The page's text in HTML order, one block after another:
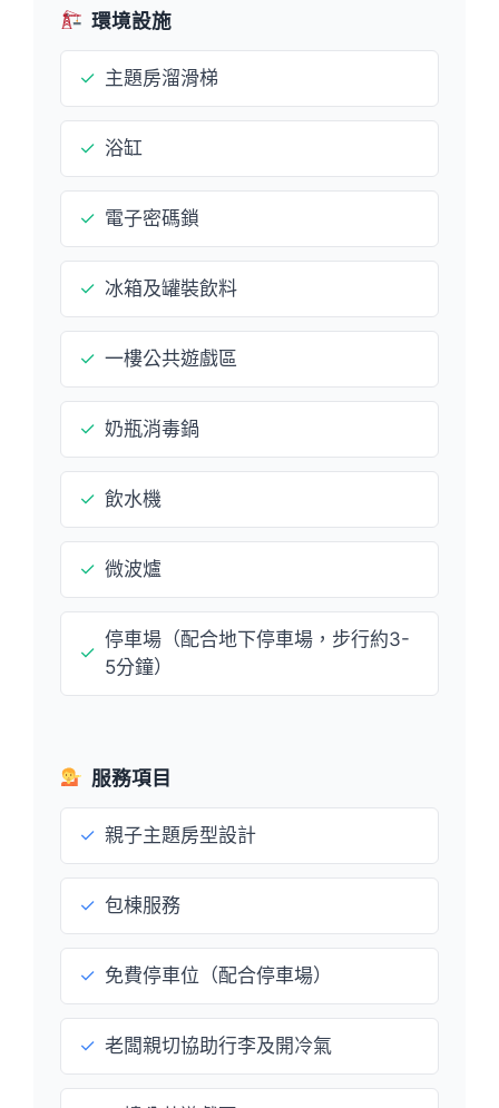
環境設施
✓ 主題房溜滑梯
✓ 浴缸
✓ 電子密碼鎖
✓ 冰箱及罐裝飲料
✓ 一樓公共遊戲區
✓ 奶瓶消毒鍋
✓ 飲水機
✓ 微波爐
✓
停車場（配合地下停車場，步行約3-
5分鐘）
服務項目
✓ 親子主題房型設計
✓ 包棟服務
✓ 免費停車位（配合停車場）
✓ 老闆親切協助行李及開冷氣